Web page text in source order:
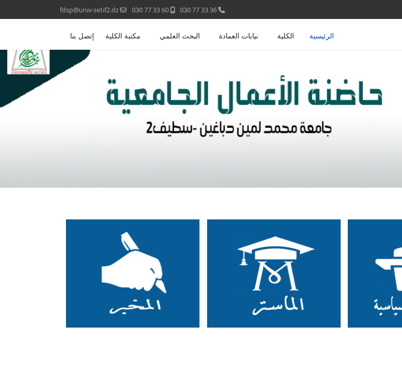
36 33 77 030
60 33 77 030
fdsp@univ-setif2.dz
الرئيسية الكلية نيابات العمادة البحث العلمي مكتبة الكلية إتصل بنا